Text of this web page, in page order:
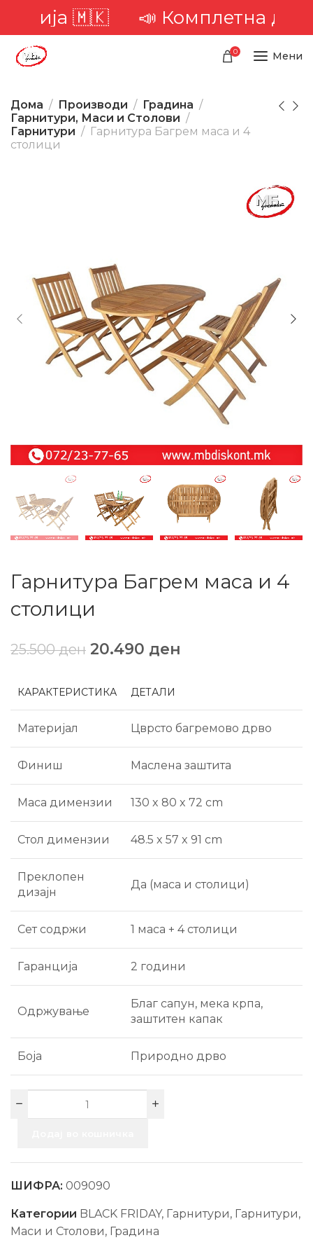
🇲🇰📣 Комплетна
0 Мени
Дома Производи
Градина
Гарнитури, Маси и Столови
Гарнитури
Гарнитура Багрем маса и 4
столици
Гарнитура Багрем маса и 4
столици
25.500ден 20.490 ден
КАРАКТЕРИСТИКА ДЕТАЛИ
Материјал Цврсто багремово дрво
Финиш Маслена заштита
Маса димензии 130 x 80 x 72 cm
Стол димензии 48.5 x 57 x 91 cm
Преклопен
дизајн
Да (маса и столици)
Сет содржи 1 маса + 4 столици
Гаранција 2 години
Одржување
Благ сапун, мека крпа,
заштитен капак
Боја Природно дрво
ШИФРА: 009090
Категории BLACK FRIDAY, Гарнитури, Гарнитури,
Маси и Столови, Градина